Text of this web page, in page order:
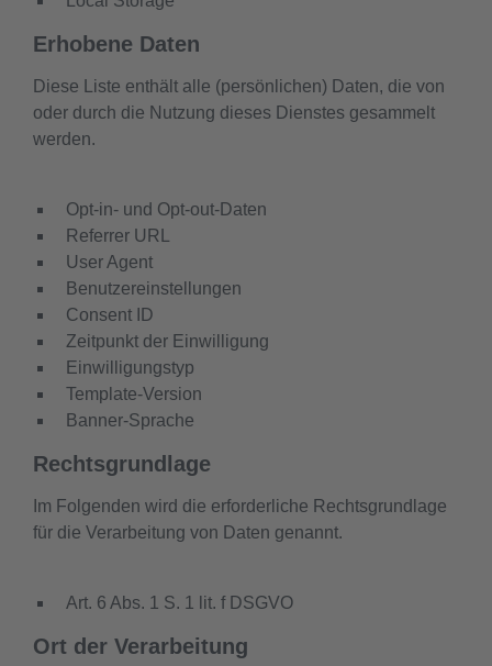
Erhobene Daten
Diese Liste enthält alle (persönlichen) Daten, die von
oder durch die Nutzung dieses Dienstes gesammelt
werden.
Opt-in- und Opt-out-Daten
Referrer URL
User Agent
Benutzereinstellungen
Consent ID
Zeitpunkt der Einwilligung
Einwilligungstyp
Template-Version
Banner-Sprache
Rechtsgrundlage
Im Folgenden wird die erforderliche Rechtsgrundlage
für die Verarbeitung von Daten genannt.
Art. 6 Abs. 1 S. 1 lit. f DSGVO
Ort der Verarbeitung